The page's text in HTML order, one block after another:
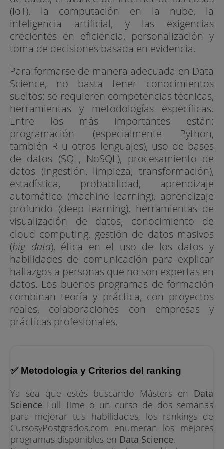
(IoT), la computación en la nube, la
inteligencia artificial, y las exigencias
crecientes en eficiencia, personalización y
toma de decisiones basada en evidencia.
Para formarse de manera adecuada en Data
Science, no basta tener conocimientos
sueltos; se requieren competencias técnicas,
herramientas y metodologías específicas.
Entre los más importantes están:
programación (especialmente Python,
también R u otros lenguajes), uso de bases
de datos (SQL, NoSQL), procesamiento de
datos (ingestión, limpieza, transformación),
estadística, probabilidad, aprendizaje
automático (machine learning), aprendizaje
profundo (deep learning), herramientas de
visualización de datos, conocimiento de
cloud computing, gestión de datos masivos
(big data), ética en el uso de los datos y
habilidades de comunicación para explicar
hallazgos a personas que no son expertas en
datos. Los buenos programas de formación
combinan teoría y práctica, con proyectos
reales, colaboraciones con empresas y
prácticas profesionales.
✅ Metodología y Criterios del ranking
Ya sea que estés buscando Másters en Data
Science Full Time o un curso de dos semanas
para mejorar tus habilidades, los rankings de
CursosyPostgrados.com enumeran los mejores
programas disponibles en Data Science.